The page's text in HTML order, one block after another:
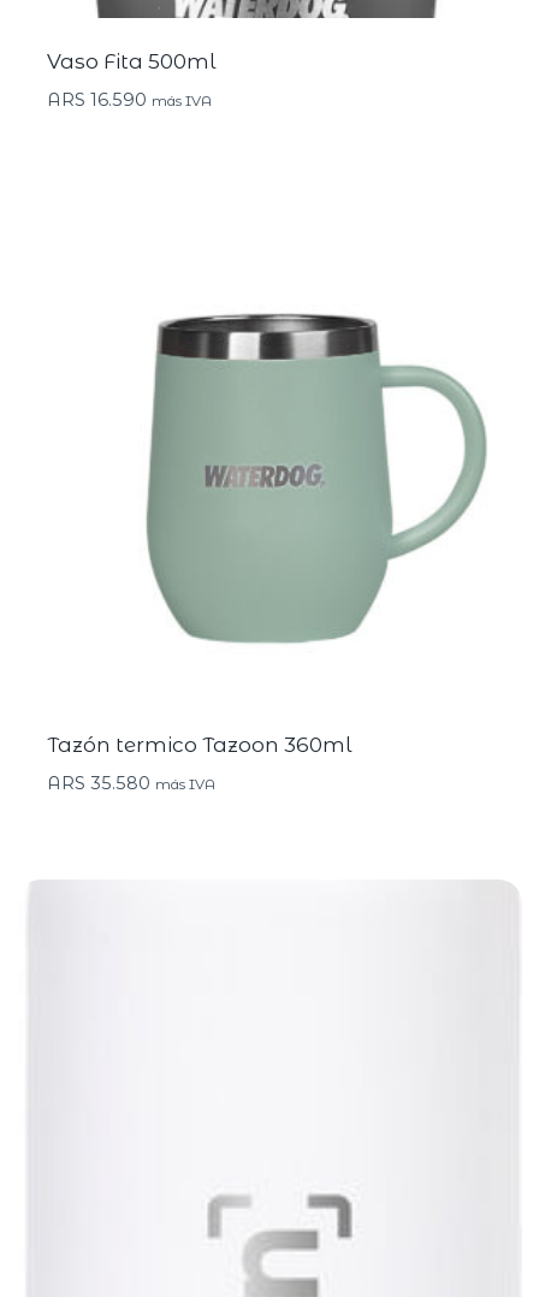
Vaso Fita 500ml
ARS 16.590 más IVA
Tazón termico Tazoon 360ml
ARS 35.580 más IVA